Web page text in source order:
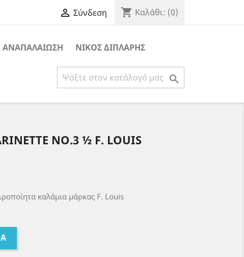
 Σύνδεση shopping_cart Καλάθι: (0)
ΑΝΑΠΑΛΑΙΩΣΗ ΝΙΚΟΣ ΔΙΠΛΑΡΗΣ

NO.3 ½ F. LOUIS
καλάμια μάρκας F. Louis